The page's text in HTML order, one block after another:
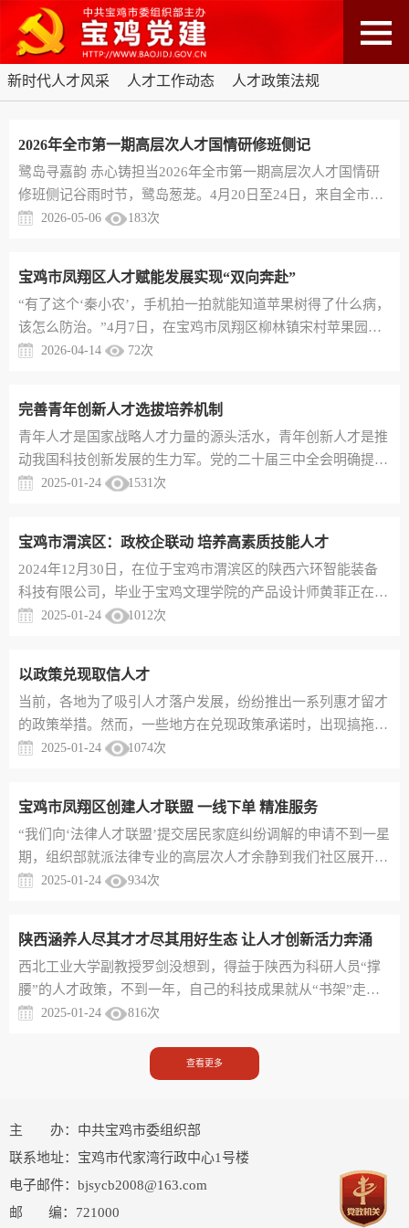
新时代人才风采 人才工作动态 人才政策法规
2026年全市第一期高层次人才国情研修班侧记
鹭岛寻嘉韵 赤心铸担当2026年全市第一期高层次人才国情研
修班侧记谷雨时节，鹭岛葱茏。4月20日至24日，来自全市科
技创新、经营管理、乡村振兴、教育卫生等领域的50名专家人
是使命的重铸。鹭岛潮涌，此心如寄思想是行动的先导。研修
班聚焦“忠公、诚毅、勤俭、创新”的嘉庚精神和“自强不息、
止于至善”的厦大校...
2026-05-06 183次
宝鸡市凤翔区人才赋能发展实现“双向奔赴”
“有了这个‘秦小农’，手机拍一拍就能知道苹果树得了什么病，
该怎么防治。”4月7日，在宝鸡市凤翔区柳林镇宋村苹果园，
汇根农业种植专业合作社理事长鲜根虎对凤翔区数字经济发展
后一公里”难题。“秦小农”App的研发，源于凤翔区“区长信箱”
中群众反映的“病害诊断难、专家指导慢”等急难愁盼问题。了
解情况后...
2026-04-14 72次
完善青年创新人才选拔培养机制
青年人才是国家战略人才力量的源头活水，青年创新人才是推
动我国科技创新发展的生力军。党的二十届三中全会明确提
出，完善青年创新人才发现、选拔、培养机制，更好保障青年
意义。青年创新人才是新质生产力发展的核心驱动力在国家科
技战略与政策支持下，我国青年创新人才队伍持续发展壮大，
越来越多的青年创新人...
2025-01-24 1531次
宝鸡市渭滨区：政校企联动 培养高素质技能人才
2024年12月30日，在位于宝鸡市渭滨区的陕西六环智能装备
科技有限公司，毕业于宝鸡文理学院的产品设计师黄菲正在和
团队讨论产品设计方案。尽管工作年限不长，但她已经获得3
希望我能尽早成为一名优秀的工程师。”黄菲说。渭滨区坚持
党管人才原则，紧跟产业发展需求，不断探索以校企合作、产
教融合为核心的人才培养...
2025-01-24 1012次
以政策兑现取信人才
当前，各地为了吸引人才落户发展，纷纷推出一系列惠才留才
的政策举措。然而，一些地方在兑现政策承诺时，出现搞拖
延、打折扣等不良现象，不仅令远道而来的人才权益受损，更
事求是，以实实在在的政策兑现吸引英才、留住人才。政策制
定不脱离实际。一些县（区）一级党委政府在制定人才政策
时，缺乏充分论证，只是...
2025-01-24 1074次
宝鸡市凤翔区创建人才联盟 一线下单 精准服务
“我们向‘法律人才联盟’提交居民家庭纠纷调解的申请不到一星
期，组织部就派法律专业的高层次人才余静到我们社区展开调
解，也给我们社区干部来了一场‘现场教学’。”陕西省宝鸡市凤
服务机制，设置“服务清单”和“需求清单”，建好人才联盟“接
单派单”平台，做好人才服务和一线需求双向对接。由区委组
织部牵...
2025-01-24 934次
陕西涵养人尽其才才尽其用好生态 让人才创新活力奔涌
西北工业大学副教授罗剑没想到，得益于陕西为科研人员“撑
腰”的人才政策，不到一年，自己的科技成果就从“书架”走上
“货架”，建成国内首条覆盖常温、超低温、超高温薄膜铂电阻
教大省、人才大省的发展、竞争优势，近年来，陕西主动融入
国家科技创新体系，一体推进教育强省、科技强省、人才强省
具体举措，实现...
2025-01-24 816次
查看更多
主 办：中共宝鸡市委组织部
联系地址：宝鸡市代家湾行政中心1号楼
电子邮件：bjsycb2008@163.com
邮 编：721000